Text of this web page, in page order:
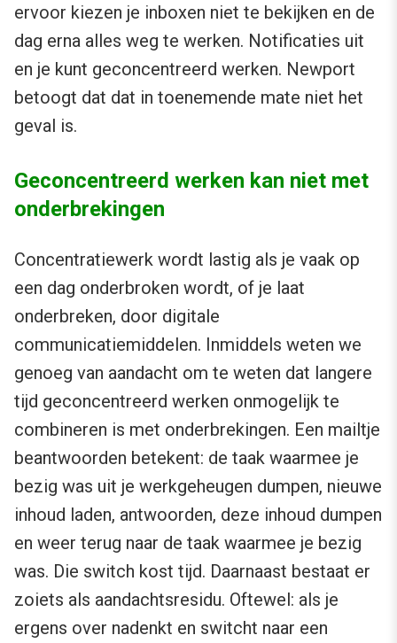
ervoor kiezen je inboxen niet te bekijken en de
dag erna alles weg te werken. Notificaties uit
en je kunt geconcentreerd werken. Newport
betoogt dat dat in toenemende mate niet het
geval is.
Geconcentreerd werken kan niet met
onderbrekingen
Concentratiewerk wordt lastig als je vaak op
een dag onderbroken wordt, of je laat
onderbreken, door digitale
communicatiemiddelen. Inmiddels weten we
genoeg van aandacht om te weten dat langere
tijd geconcentreerd werken onmogelijk te
combineren is met onderbrekingen. Een mailtje
beantwoorden betekent: de taak waarmee je
bezig was uit je werkgeheugen dumpen, nieuwe
inhoud laden, antwoorden, deze inhoud dumpen
en weer terug naar de taak waarmee je bezig
was. Die switch kost tijd. Daarnaast bestaat er
zoiets als aandachtsresidu. Oftewel: als je
ergens over nadenkt en switcht naar een